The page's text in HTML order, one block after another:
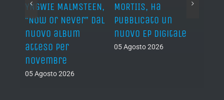
YNGWIE MALMSTEEN,
“Now Or Never” dal
nuovo album
atteso per
novembre
05 Agosto 2026
MORTIIS, ha
pubblicato un
nuovo EP digitale
05 Agosto 2026